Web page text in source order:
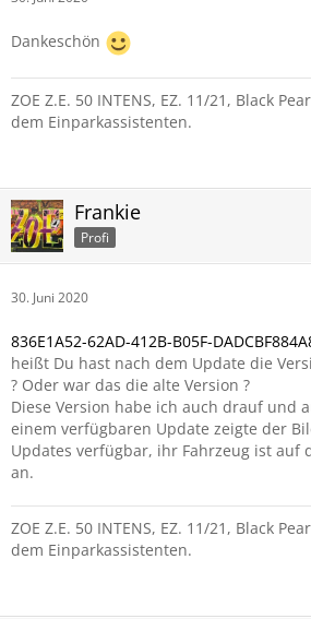
Dankeschön
ZOE Z.E. 50 INTENS, EZ. 11/21, Black
dem Einparkassistenten.
Frankie
Profi
30. Juni 2020
836E1A52-62AD-412B-B05F-
heißt Du hast nach dem Update die
? Oder war das die alte Version ?
Diese Version habe ich auch drauf und
einem verfügbaren Update zeigte der
Updates verfügbar, ihr Fahrzeug ist auf
an.
ZOE Z.E. 50 INTENS, EZ. 11/21, Black
dem Einparkassistenten.